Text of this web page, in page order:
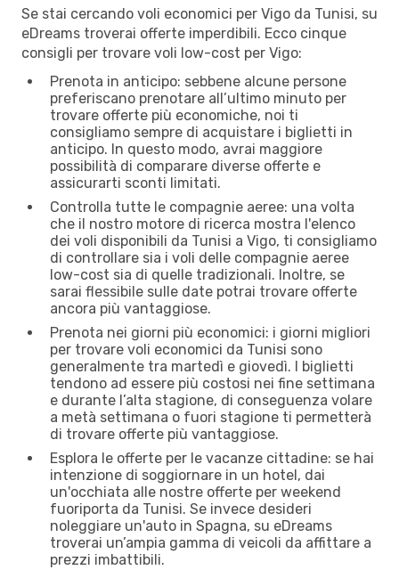
Se stai cercando voli economici per Vigo da Tunisi, su
eDreams troverai offerte imperdibili. Ecco cinque
consigli per trovare voli low-cost per Vigo:
Prenota in anticipo: sebbene alcune persone
preferiscano prenotare all’ultimo minuto per
trovare offerte più economiche, noi ti
consigliamo sempre di acquistare i biglietti in
anticipo. In questo modo, avrai maggiore
possibilità di comparare diverse offerte e
assicurarti sconti limitati.
Controlla tutte le compagnie aeree: una volta
che il nostro motore di ricerca mostra l'elenco
dei voli disponibili da Tunisi a Vigo, ti consigliamo
di controllare sia i voli delle compagnie aeree
low-cost sia di quelle tradizionali. Inoltre, se
sarai flessibile sulle date potrai trovare offerte
ancora più vantaggiose.
Prenota nei giorni più economici: i giorni migliori
per trovare voli economici da Tunisi sono
generalmente tra martedì e giovedì. I biglietti
tendono ad essere più costosi nei fine settimana
e durante l’alta stagione, di conseguenza volare
a metà settimana o fuori stagione ti permetterà
di trovare offerte più vantaggiose.
Esplora le offerte per le vacanze cittadine: se hai
intenzione di soggiornare in un hotel, dai
un'occhiata alle nostre offerte per weekend
fuoriporta da Tunisi. Se invece desideri
noleggiare un'auto in Spagna, su eDreams
troverai un’ampia gamma di veicoli da affittare a
prezzi imbattibili.